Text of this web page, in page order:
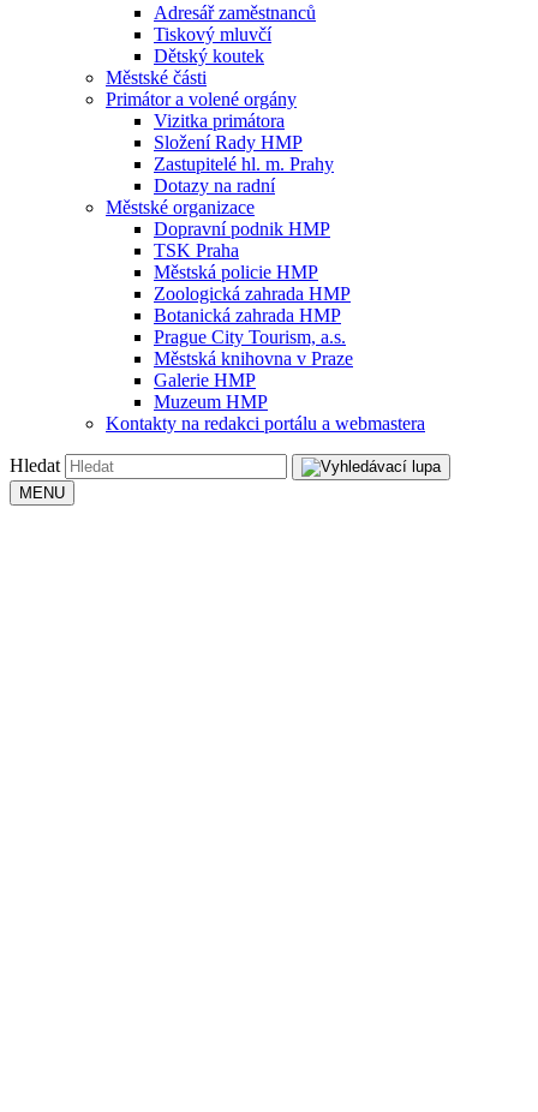
Adresář zaměstnanců
Tiskový mluvčí
Dětský koutek
Městské části
Primátor a volené orgány
Vizitka primátora
Složení Rady HMP
Zastupitelé hl. m. Prahy
Dotazy na radní
Městské organizace
Dopravní podnik HMP
TSK Praha
Městská policie HMP
Zoologická zahrada HMP
Botanická zahrada HMP
Prague City Tourism, a.s.
Městská knihovna v Praze
Galerie HMP
Muzeum HMP
Kontakty na redakci portálu a webmastera
Hledat
MENU